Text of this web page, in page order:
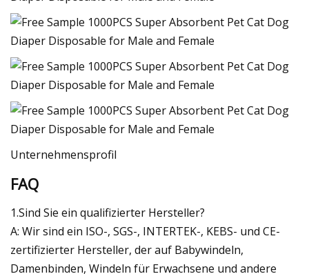
Unternehmensprofil
FAQ
1.Sind Sie ein qualifizierter Hersteller?
A: Wir sind ein ISO-, SGS-, INTERTEK-, KEBS- und CE-
zertifizierter Hersteller, der auf Babywindeln,
Damenbinden, Windeln für Erwachsene und andere